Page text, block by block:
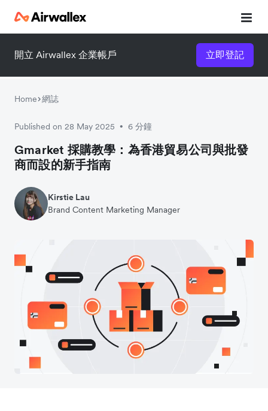
開立 Airwallex 企業帳戶 立即登記
Home 網誌
Published on 28 May 2025 • 6 分鐘
Gmarket 採購教學：為香港貿易公司與批發
商而設的新手指南
Kirstie Lau
Brand Content Marketing Manager